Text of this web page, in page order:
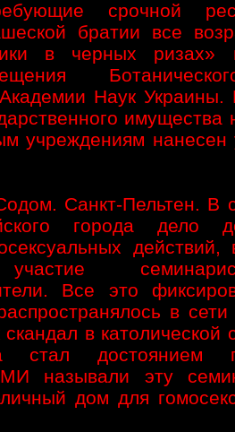
срочной
братии все
в черных ризах»
Наук Украины.
учреждениям нанесен
Санкт-Пельтен. В
города дело
действий,
участие
Все это
в сети
скандал в католической
стал достоянием
называли эту
дом для